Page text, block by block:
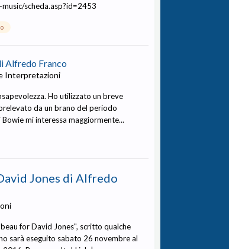
scheda.asp?id=2453
Alfredo Franco
Interpretazioni
Ho utilizzato un breve
da un brano del periodo
mi interessa maggiormente...
Jones di Alfredo
for David Jones", scritto qualche
sarà eseguito sabato 26 novembre al